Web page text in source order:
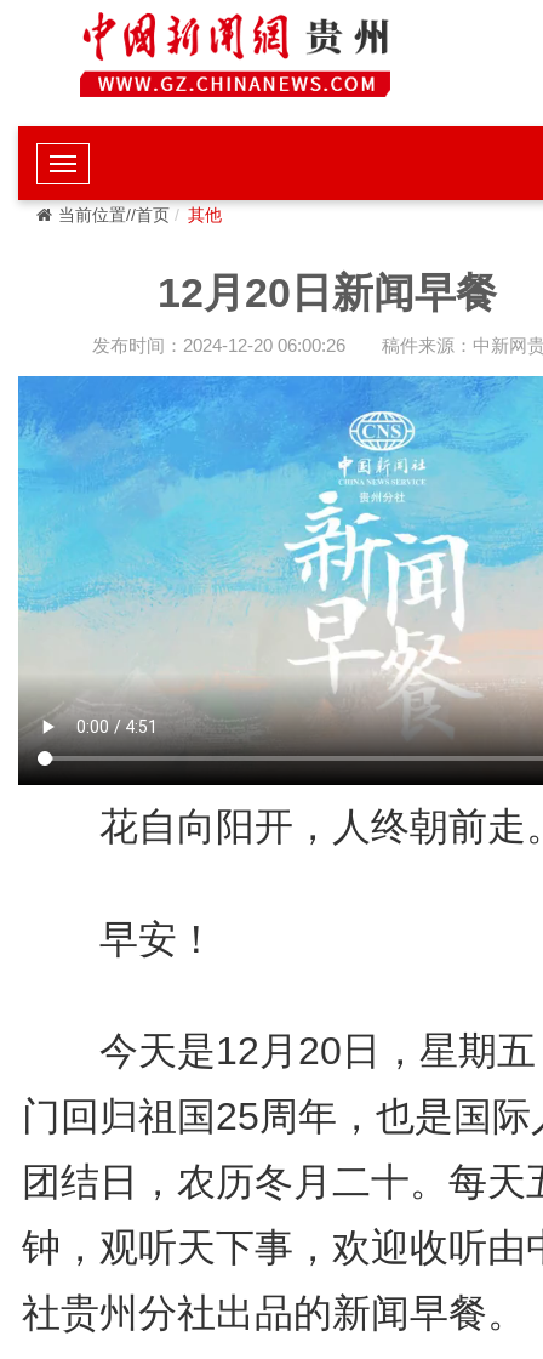
当前位置//首页 其他
12月20日新闻早餐
发布时间：2024-12-20 06:00:26 稿件来源：中新网
花自向阳开，人终朝前走
早安！
今天是12月20日，星期五
门回归祖国25周年，也是国际
团结日，农历冬月二十。每天
钟，观听天下事，欢迎收听由
社贵州分社出品的新闻早餐。